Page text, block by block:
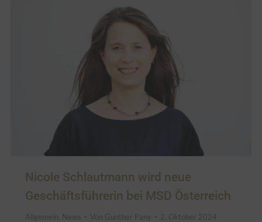
Nicole Schlautmann wird neue
Geschäftsführerin bei MSD Österreich
Allgemein News Von Gunther Pany 2. Oktober 2024